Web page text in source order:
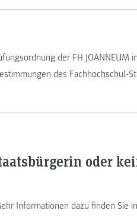
der FH JOANNEUM
des Fachhochschul-
oder
Informationen dazu finden Sie